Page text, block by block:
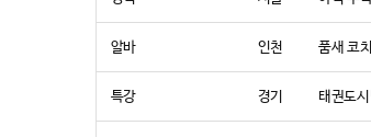
알바 인천 품새 코
특강 경기 태권도